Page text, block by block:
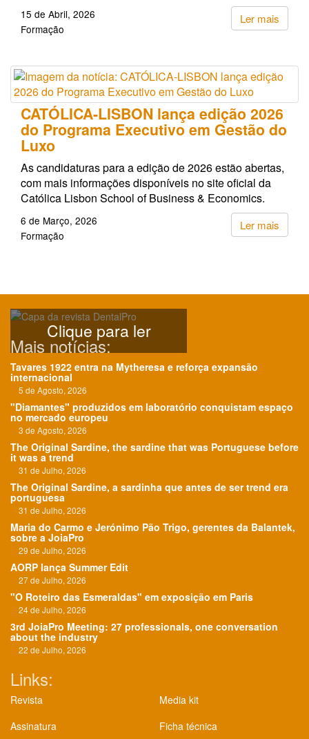
Ler mais
15 de Abril, 2026
Formação
CATÓLICA-LISBON lança edição 2026
do Programa Executivo em Gestão do
Luxo
As candidaturas para a edição de 2026 estão abertas,
com mais informações disponíveis no site oficial da
Católica Lisbon School of Business & Economics.
Ler mais
6 de Março, 2026
Formação
Clique para ler
Mais notícias:
Tavares 1922 entra na Mytheresa e reforça expansão
internacional
5 de Agosto, 2026
"Diamantes" produzidos em laboratório conquistam espaço
no mercado europeu
3 de Agosto, 2026
The Original Sardine, the sardine that was Portuguese before
it was a trend
31 de Julho, 2026
The Original Sardine, a sardinha que antes de ser trend era
portuguesa
31 de Julho, 2026
Maria do Carmo e Jerónimo Pão Trigo, gerentes da Balantek,
sobre a JoiaPro
29 de Julho, 2026
AORP lança Summer Edit
27 de Julho, 2026
"O Roteiro das Esmeraldas" em exposição em Paris
24 de Julho, 2026
3rd JoiaPro Meeting: 27 professionals, one conversation
about the industry
22 de Julho, 2026
Links:
Revista
Assinatura
Media kit
Ficha técnica